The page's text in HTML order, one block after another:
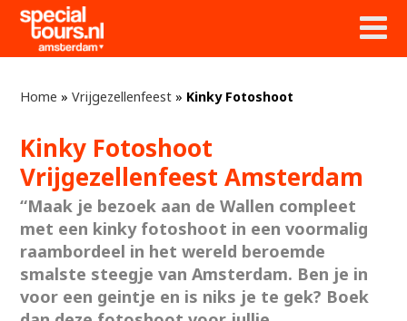
Home »Vrijgezellenfeest » Kinky Fotoshoot
Kinky Fotoshoot
Vrijgezellenfeest Amsterdam
“Maak je bezoek aan de Wallen compleet
met een kinky fotoshoot in een voormalig
raambordeel in het wereld beroemde
smalste steegje van Amsterdam. Ben je in
voor een geintje en is niks je te gek? Boek